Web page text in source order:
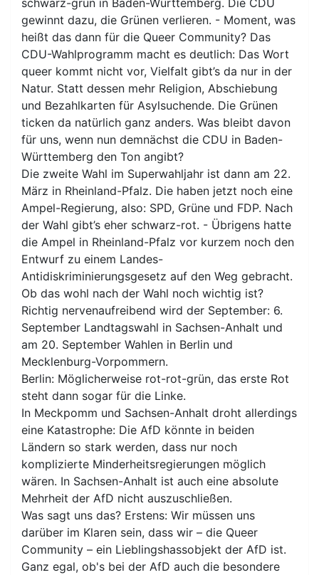
schwarz-grün in Baden-Württemberg. Die CDU
gewinnt dazu, die Grünen verlieren. - Moment, was
heißt das dann für die Queer Community? Das
CDU-Wahlprogramm macht es deutlich: Das Wort
queer kommt nicht vor, Vielfalt gibt’s da nur in der
Natur. Statt dessen mehr Religion, Abschiebung
und Bezahlkarten für Asylsuchende. Die Grünen
ticken da natürlich ganz anders. Was bleibt davon
für uns, wenn nun demnächst die CDU in Baden-
Württemberg den Ton angibt?
Die zweite Wahl im Superwahljahr ist dann am 22.
März in Rheinland-Pfalz. Die haben jetzt noch eine
Ampel-Regierung, also: SPD, Grüne und FDP. Nach
der Wahl gibt’s eher schwarz-rot. - Übrigens hatte
die Ampel in Rheinland-Pfalz vor kurzem noch den
Entwurf zu einem Landes-
Antidiskriminierungsgesetz auf den Weg gebracht.
Ob das wohl nach der Wahl noch wichtig ist?
Richtig nervenaufreibend wird der September: 6.
September Landtagswahl in Sachsen-Anhalt und
am 20. September Wahlen in Berlin und
Mecklenburg-Vorpommern.
Berlin: Möglicherweise rot-rot-grün, das erste Rot
steht dann sogar für die Linke.
In Meckpomm und Sachsen-Anhalt droht allerdings
eine Katastrophe: Die AfD könnte in beiden
Ländern so stark werden, dass nur noch
komplizierte Minderheitsregierungen möglich
wären. In Sachsen-Anhalt ist auch eine absolute
Mehrheit der AfD nicht auszuschließen.
Was sagt uns das? Erstens: Wir müssen uns
darüber im Klaren sein, dass wir – die Queer
Community – ein Lieblingshassobjekt der AfD ist.
Ganz egal, ob's bei der AfD auch die besondere